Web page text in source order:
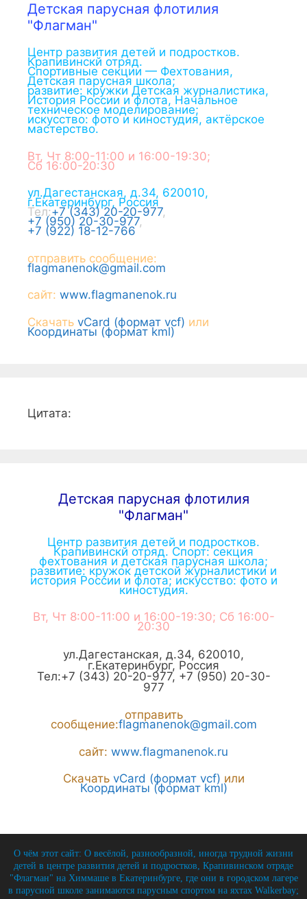
Детская парусная флотилия
"Флагман"
Центр развития детей и подростков.
Крапивинскй отряд.
Спортивные секции — Фехтования,
Детская парусная школа;
развитие: кружки Детская журналистика,
История России и флота, Начальное
техническое моделирование;
искусство: фото и киностудия, актёрское
мастерство.
Вт, Чт 8:00-11:00 и 16:00-19:30;
Сб 16:00-20:30
ул.Дагестанская, д.34, 620010,
г.Екатеринбург, Россия
Тел:+7 (343) 20-20-977,
+7 (950) 20-30-977,
+7 (922) 18-12-766
отправить сообщение:
flagmanenok@gmail.com
сайт: www.flagmanenok.ru
Скачать vCard (формат vcf) или
Координаты (формат kml)
Цитата:
Детская парусная флотилия
"Флагман"
Центр развития детей и подростков.
Крапивинскй отряд. Спорт: секция
фехтования и детская парусная школа;
развитие: кружок детской журналистики и
история России и флота; искусство: фото и
киностудия.
Вт, Чт 8:00-11:00 и 16:00-19:30; Сб 16:00-
20:30
ул.Дагестанская, д.34, 620010,
г.Екатеринбург, Россия
Тел:+7 (343) 20-20-977, +7 (950) 20-30-
977
отправить
сообщение:flagmanenok@gmail.com
сайт: www.flagmanenok.ru
Скачать vCard (формат vcf) или
Координаты (формат kml)
О чём этот сайт: О весёлой, разнообразной, иногда трудной жизни
детей в центре развития детей и подростков, Крапивинском отряде
"Флагман" на Химмаше в Екатеринбурге, где они в городском лагере
в парусной школе занимаются парусным спортом на яхтах Walkerbay;